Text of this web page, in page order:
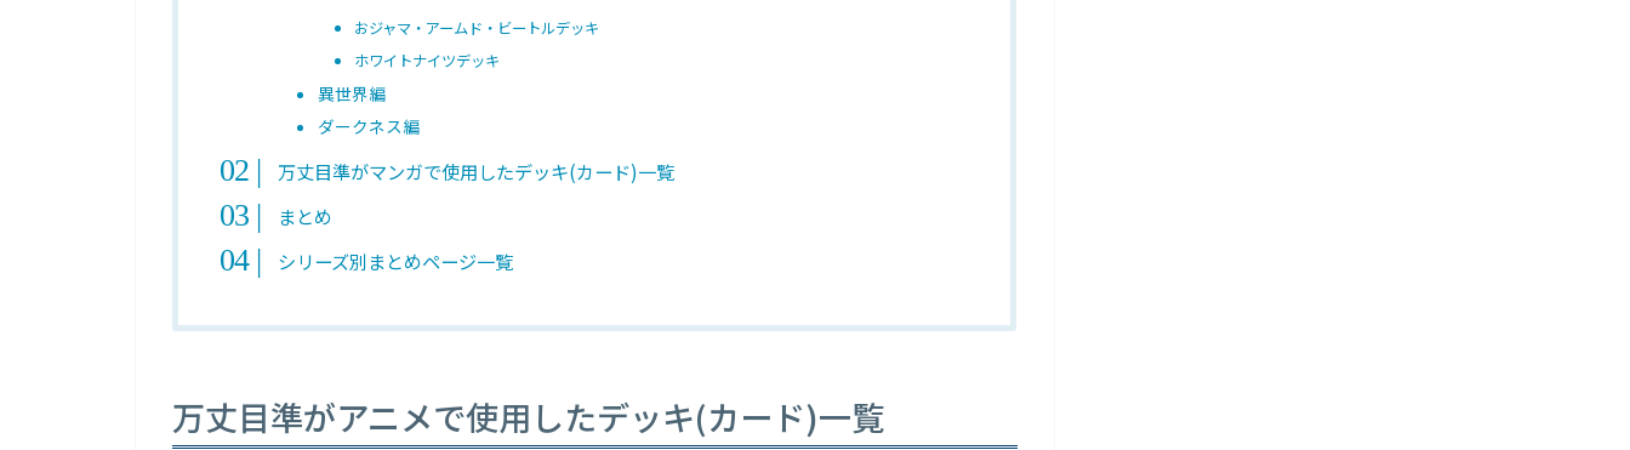
おジャマ・アームド・ビートルデッキ
ホワイトナイツデッキ
異世界編
ダークネス編
万丈目準がマンガで使用したデッキ(カード)一覧
まとめ
シリーズ別まとめページ一覧
万丈目準がアニメで使用したデッキ(カード)一覧